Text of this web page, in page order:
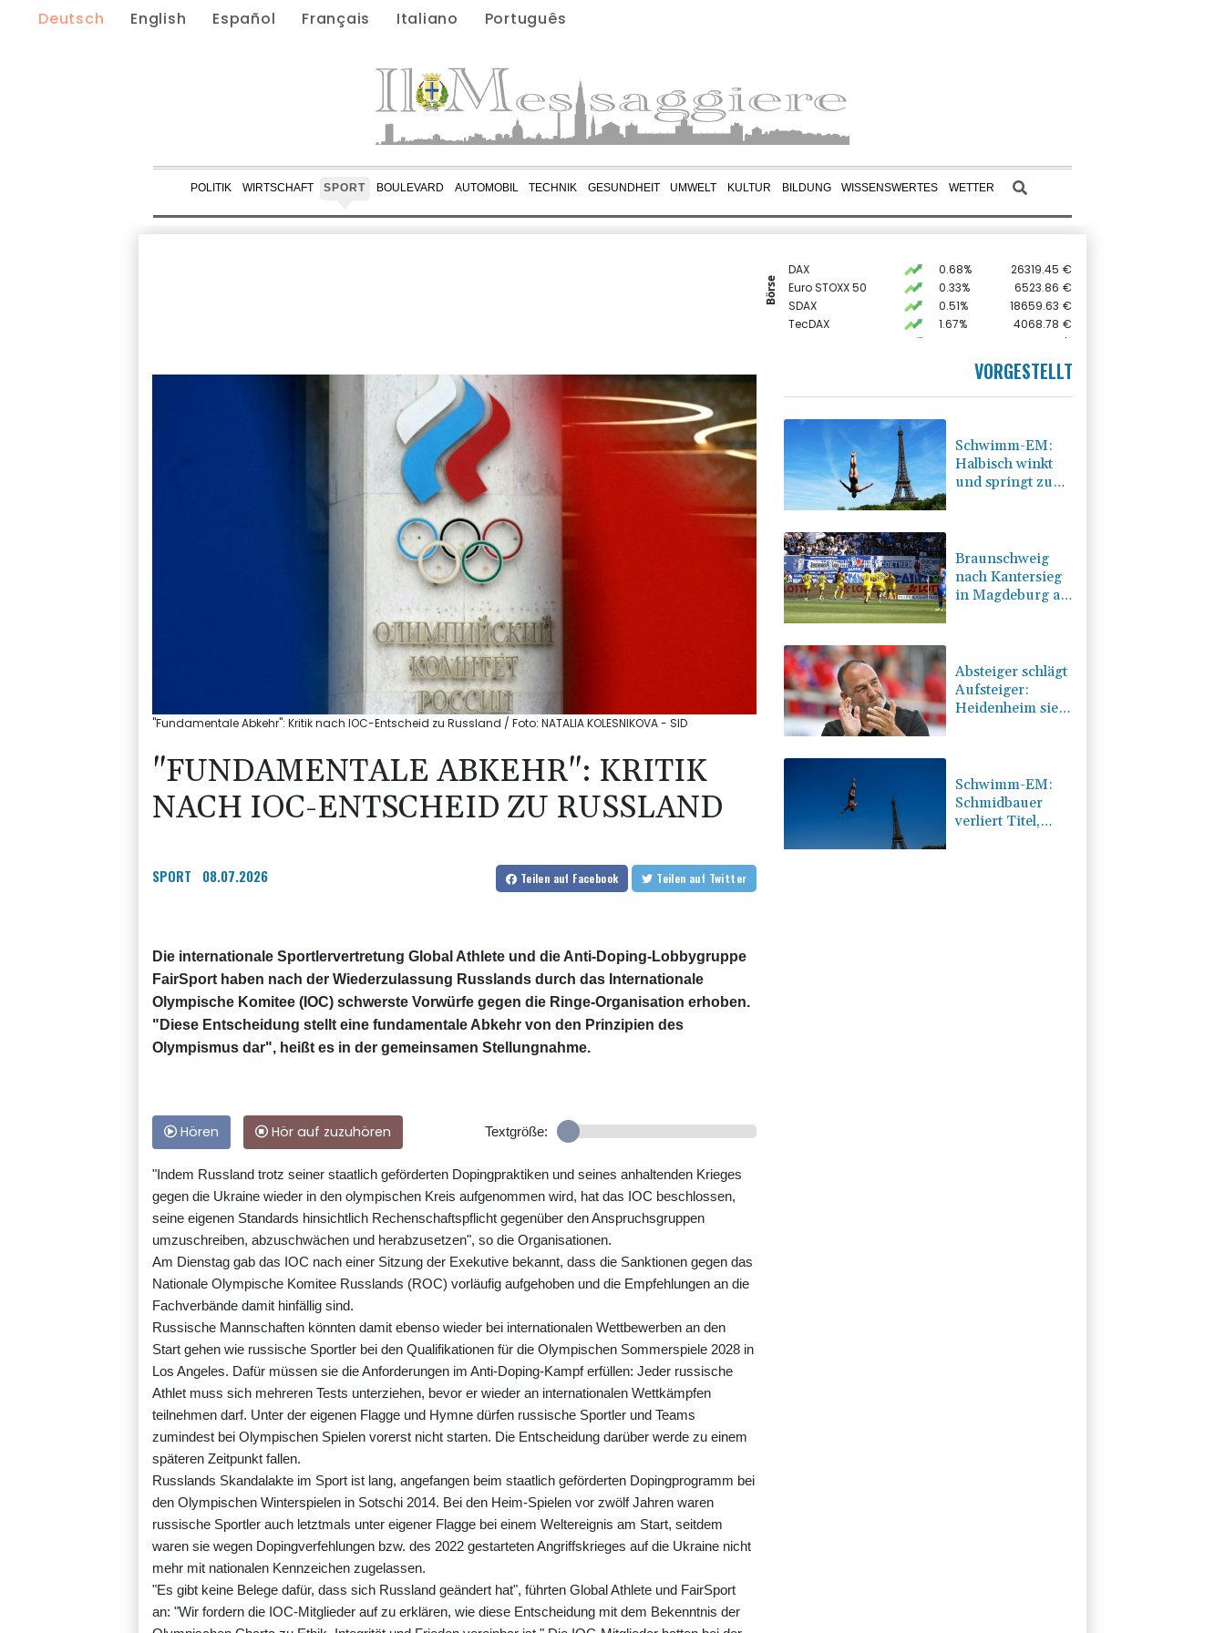
Deutsch English Español Français Italiano Português
POLITIK WIRTSCHAFT SPORT BOULEVARD AUTOMOBIL TECHNIK GESUNDHEIT UMWELT KULTUR BILDUNG WISSENSWERTES WETTER
Börse
DAX 0.68% 26319.45 €
Euro STOXX 50
0.33% 6523.86 €
SDAX
0.51% 18659.63 €
TecDAX
1.67% 4068.78 €
$
-0.07% 32407.2 €
1.1562 $
"Fundamentale Abkehr": Kritik nach IOC-Entscheid zu Russland / Foto: NATALIA KOLESNIKOVA - SID
"FUNDAMENTALE ABKEHR": KRITIK
NACH IOC-ENTSCHEID ZU RUSSLAND
SPORT 08.07.2026 Teilen auf Facebook Teilen auf Twitter
Die internationale Sportlervertretung Global Athlete und die Anti-Doping-Lobbygruppe
FairSport haben nach der Wiederzulassung Russlands durch das Internationale
Olympische Komitee (IOC) schwerste Vorwürfe gegen die Ringe-Organisation erhoben.
"Diese Entscheidung stellt eine fundamentale Abkehr von den Prinzipien des
Olympismus dar", heißt es in der gemeinsamen Stellungnahme.
Hören Hör auf zuzuhören Textgröße:
"Indem Russland trotz seiner staatlich geförderten Dopingpraktiken und seines anhaltenden Krieges
gegen die Ukraine wieder in den olympischen Kreis aufgenommen wird, hat das IOC beschlossen,
seine eigenen Standards hinsichtlich Rechenschaftspflicht gegenüber den Anspruchsgruppen
umzuschreiben, abzuschwächen und herabzusetzen", so die Organisationen.
Am Dienstag gab das IOC nach einer Sitzung der Exekutive bekannt, dass die Sanktionen gegen das
Nationale Olympische Komitee Russlands (ROC) vorläufig aufgehoben und die Empfehlungen an die
Fachverbände damit hinfällig sind.
Russische Mannschaften könnten damit ebenso wieder bei internationalen Wettbewerben an den
Start gehen wie russische Sportler bei den Qualifikationen für die Olympischen Sommerspiele 2028 in
Los Angeles. Dafür müssen sie die Anforderungen im Anti-Doping-Kampf erfüllen: Jeder russische
Athlet muss sich mehreren Tests unterziehen, bevor er wieder an internationalen Wettkämpfen
teilnehmen darf. Unter der eigenen Flagge und Hymne dürfen russische Sportler und Teams
zumindest bei Olympischen Spielen vorerst nicht starten. Die Entscheidung darüber werde zu einem
späteren Zeitpunkt fallen.
Russlands Skandalakte im Sport ist lang, angefangen beim staatlich geförderten Dopingprogramm bei
den Olympischen Winterspielen in Sotschi 2014. Bei den Heim-Spielen vor zwölf Jahren waren
russische Sportler auch letztmals unter eigener Flagge bei einem Weltereignis am Start, seitdem
waren sie wegen Dopingverfehlungen bzw. des 2022 gestarteten Angriffskrieges auf die Ukraine nicht
mehr mit nationalen Kennzeichen zugelassen.
"Es gibt keine Belege dafür, dass sich Russland geändert hat", führten Global Athlete und FairSport
an: "Wir fordern die IOC-Mitglieder auf zu erklären, wie diese Entscheidung mit dem Bekenntnis der
VORGESTELLT
Schwimm-EM:
Halbisch winkt
und springt zu
Braunschweig
nach Kantersieg
in Magdeburg an
Absteiger schlägt
Aufsteiger:
Heidenheim siegt
Schwimm-EM:
Schmidbauer
verliert Titel,